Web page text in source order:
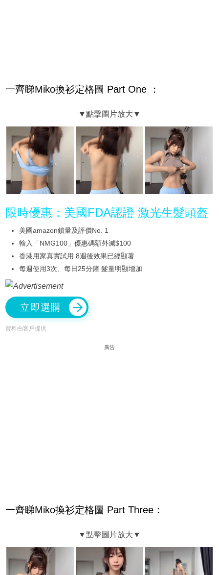
一齊睇Miko換衫定格圖 Part One ：
限時優惠：美國FDA認證 激光生髮頭盔
美國amazon鎖量及評價No. 1
輸入「NMG100」優惠碼額外減$100
香港用家真實試用 8週後效果已經顯著
每週使用3次、每日25分鐘 髮量明顯增加
立即選購
資料由客戶提供
廣告
一齊睇Miko換衫定格圖 Part Three：